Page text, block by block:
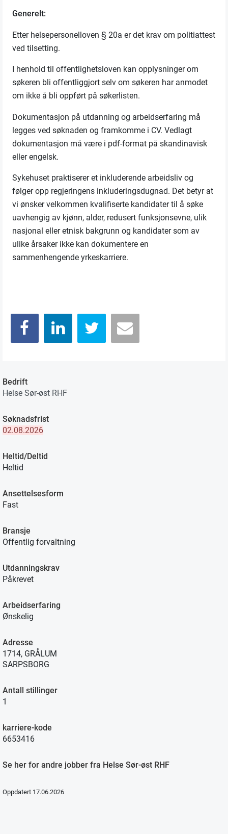
Generelt:
Etter helsepersonelloven § 20a er det krav om politiattest
ved tilsetting.
I henhold til offentlighetsloven kan opplysninger om
søkeren bli offentliggjort selv om søkeren har anmodet
om ikke å bli oppført på søkerlisten.
Dokumentasjon på utdanning og arbeidserfaring må
legges ved søknaden og framkomme i CV. Vedlagt
dokumentasjon må være i pdf-format på skandinavisk
eller engelsk.
Sykehuset praktiserer et inkluderende arbeidsliv og
følger opp regjeringens inkluderingsdugnad. Det betyr at
vi ønsker velkommen kvalifiserte kandidater til å søke
uavhengig av kjønn, alder, redusert funksjonsevne, ulik
nasjonal eller etnisk bakgrunn og kandidater som av
ulike årsaker ikke kan dokumentere en
sammenhengende yrkeskarriere.
Bedrift
Helse Sør-øst RHF
Søknadsfrist
02.08.2026
Heltid/Deltid
Heltid
Ansettelsesform
Fast
Bransje
Offentlig forvaltning
Utdanningskrav
Påkrevet
Arbeidserfaring
Ønskelig
Adresse
1714, GRÅLUM
SARPSBORG
Antall stillinger
1
karriere-kode
6653416
Se her for andre jobber fra Helse Sør-øst RHF
Oppdatert 17.06.2026